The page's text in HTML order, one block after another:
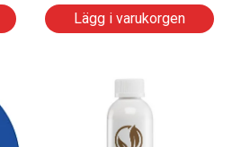
Lägg i varukorgen